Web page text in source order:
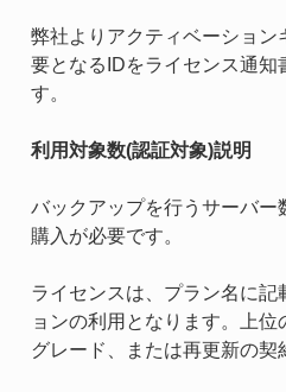
弊社よりアクティベーション
要となるIDをライセンス通知
す。
利用対象数(認証対象)説明
バックアップを行うサーバー
購入が必要です。
ライセンスは、プラン名に記
ョンの利用となります。上
グレード、または再更新の契